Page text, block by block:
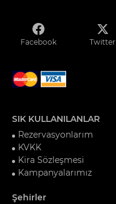
Facebook Twitter
SIK KULLANILANLAR
Rezervasyonlarım
KVKK
Kira Sözleşmesi
Kampanyalarımız
Şehirler